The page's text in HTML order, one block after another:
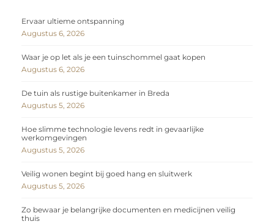
Ervaar ultieme ontspanning
Augustus 6, 2026
Waar je op let als je een tuinschommel gaat kopen
Augustus 6, 2026
De tuin als rustige buitenkamer in Breda
Augustus 5, 2026
Hoe slimme technologie levens redt in gevaarlijke
werkomgevingen
Augustus 5, 2026
Veilig wonen begint bij goed hang en sluitwerk
Augustus 5, 2026
Zo bewaar je belangrijke documenten en medicijnen veilig
thuis